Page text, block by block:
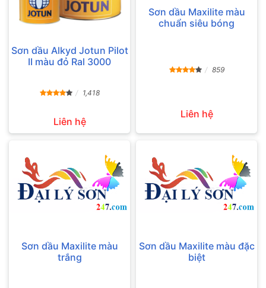
Sơn dầu Alkyd Jotun Pilot
II màu đỏ Ral 3000
1,418
Liên hệ
Sơn dầu Maxilite màu
chuẩn siêu bóng
859
Liên hệ
Sơn dầu Maxilite màu
trắng
Sơn dầu Maxilite màu đặc
biệt